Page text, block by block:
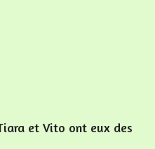
et Vito ont eux des